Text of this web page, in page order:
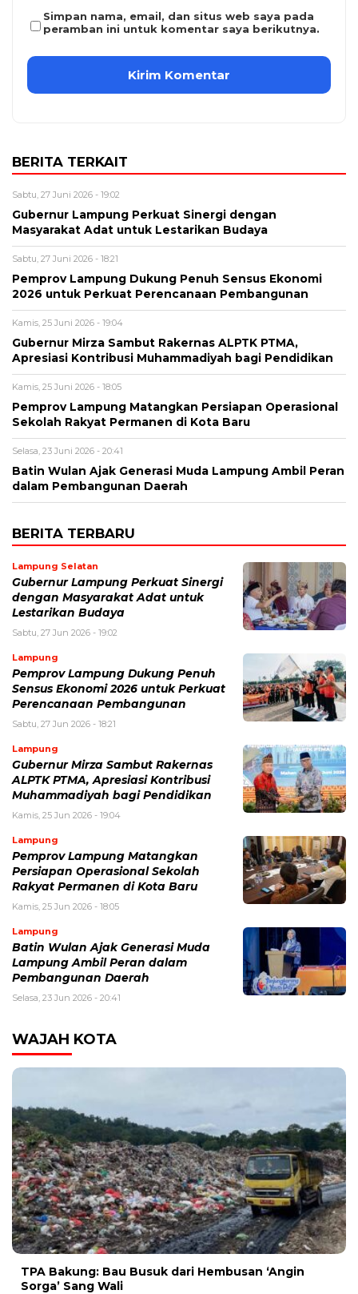
Simpan nama, email, dan situs web saya pada
peramban ini untuk komentar saya berikutnya.
BERITA TERKAIT
Sabtu, 27 Juni 2026 - 19:02
Gubernur Lampung Perkuat Sinergi dengan
Masyarakat Adat untuk Lestarikan Budaya
Sabtu, 27 Juni 2026 - 18:21
Pemprov Lampung Dukung Penuh Sensus Ekonomi
2026 untuk Perkuat Perencanaan Pembangunan
Kamis, 25 Juni 2026 - 19:04
Gubernur Mirza Sambut Rakernas ALPTK PTMA,
Apresiasi Kontribusi Muhammadiyah bagi Pendidikan
Kamis, 25 Juni 2026 - 18:05
Pemprov Lampung Matangkan Persiapan Operasional
Sekolah Rakyat Permanen di Kota Baru
Selasa, 23 Juni 2026 - 20:41
Batin Wulan Ajak Generasi Muda Lampung Ambil Peran
dalam Pembangunan Daerah
BERITA TERBARU
Lampung Selatan
Gubernur Lampung Perkuat Sinergi
dengan Masyarakat Adat untuk
Lestarikan Budaya
Sabtu, 27 Jun 2026 - 19:02
Lampung
Pemprov Lampung Dukung Penuh
Sensus Ekonomi 2026 untuk Perkuat
Perencanaan Pembangunan
Sabtu, 27 Jun 2026 - 18:21
Lampung
Gubernur Mirza Sambut Rakernas
ALPTK PTMA, Apresiasi Kontribusi
Muhammadiyah bagi Pendidikan
Kamis, 25 Jun 2026 - 19:04
Lampung
Pemprov Lampung Matangkan
Persiapan Operasional Sekolah
Rakyat Permanen di Kota Baru
Kamis, 25 Jun 2026 - 18:05
Lampung
Batin Wulan Ajak Generasi Muda
Lampung Ambil Peran dalam
Pembangunan Daerah
Selasa, 23 Jun 2026 - 20:41
WAJAH KOTA
TPA Bakung: Bau Busuk dari Hembusan ‘Angin
Sorga’ Sang Wali